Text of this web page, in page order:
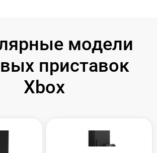
модели
приставок
Xbox